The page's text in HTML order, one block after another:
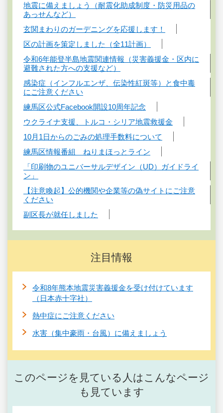
地震に備えましょう（耐震化助成制度・防災用品の
あっせんなど）
玄関まわりのガーデニングを応援します！
区の計画を策定しました（全11計画）
令和6年能登半島地震関連情報（災害義援金・区内に
避難された方への支援など）
感染症（インフルエンザ、伝染性紅斑等）と食中毒
にご注意ください
練馬区公式Facebook開設10周年記念
ウクライナ支援、トルコ・シリア地震救援金
10月1日からのごみの処理手数料について
練馬区情報番組 ねりまほっとライン
「印刷物のユニバーサルデザイン（UD）ガイドライ
ン」
【注意喚起】公的機関や企業等の偽サイトにご注意
ください
副区長が就任しました
注目情報
令和8年熊本地震災害義援金を受け付けています
（日本赤十字社）
熱中症にご注意ください
水害（集中豪雨・台風）に備えましょう
このページを見ている人はこんなページ
も見ています